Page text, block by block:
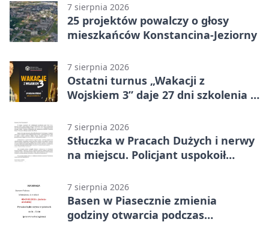
7 sierpnia 2026
25 projektów powalczy o głosy
mieszkańców Konstancina-Jeziorny
7 sierpnia 2026
Ostatni turnus „Wakacji z
Wojskiem 3” daje 27 dni szkolenia i
7 sierpnia 2026
Stłuczka w Pracach Dużych i nerwy
na miejscu. Policjant uspokoił
7 sierpnia 2026
Basen w Piasecznie zmienia
godziny otwarcia podczas